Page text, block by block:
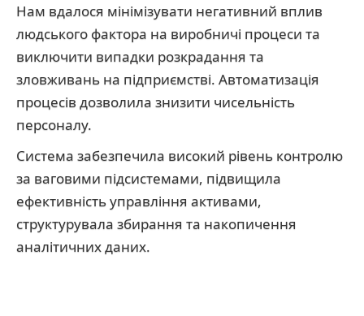
Нам вдалося мінімізувати негативний вплив
людського фактора на виробничі процеси та
виключити випадки розкрадання та
зловживань на підприємстві. Автоматизація
процесів дозволила знизити чисельність
персоналу.
Система забезпечила високий рівень контролю
за ваговими підсистемами, підвищила
ефективність управління активами,
структурувала збирання та накопичення
аналітичних даних.